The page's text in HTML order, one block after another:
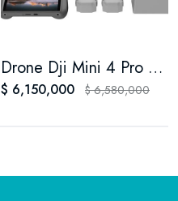
Drone Dji Mini 4 Pro 4k Uhd Control Rc2 - Combo 3 Baterias
$ 6,150,000 $ 6,580,000